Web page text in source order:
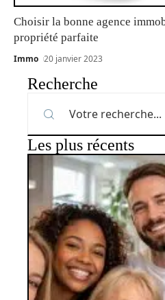
Choisir la bonne agence
propriété parfaite
Immo 20 janvier 2023
Recherche
Les plus récents